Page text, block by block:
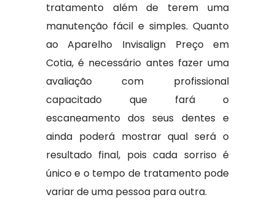
tratamento além de terem uma
manutenção fácil e simples. Quanto
ao Aparelho Invisalign Preço em
Cotia, é necessário antes fazer uma
avaliação com profissional
capacitado que fará o
escaneamento dos seus dentes e
ainda poderá mostrar qual será o
resultado final, pois cada sorriso é
único e o tempo de tratamento pode
variar de uma pessoa para outra.